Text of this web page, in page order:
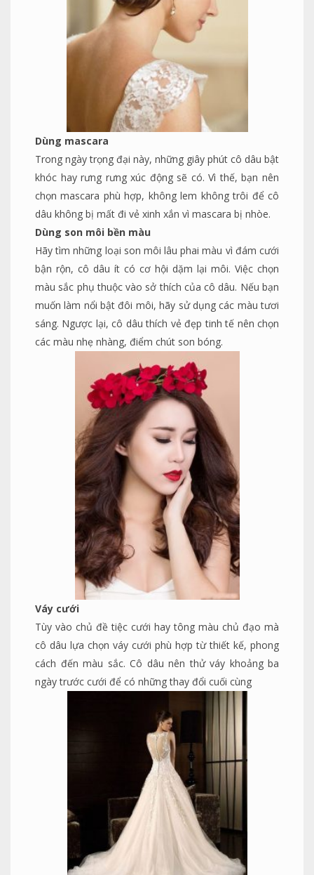
Dùng mascara
Trong ngày trọng đại này, những giây phút cô dâu bật
khóc hay rưng rưng xúc động sẽ có. Vì thế, bạn nên
chọn mascara phù hợp, không lem không trôi để cô
dâu không bị mất đi vẻ xinh xắn vì mascara bị nhòe.
Dùng son môi bền màu
Hãy tìm những loại son môi lâu phai màu vì đám cưới
bận rộn, cô dâu ít có cơ hội dặm lại môi. Việc chọn
màu sắc phụ thuộc vào sở thích của cô dâu. Nếu bạn
muốn làm nổi bật đôi môi, hãy sử dụng các màu tươi
sáng. Ngược lại, cô dâu thích vẻ đẹp tinh tế nên chọn
các màu nhẹ nhàng, điểm chút son bóng.
Váy cưới
Tùy vào chủ đề tiệc cưới hay tông màu chủ đạo mà
cô dâu lựa chọn váy cưới phù hợp từ thiết kế, phong
cách đến màu sắc. Cô dâu nên thử váy khoảng ba
ngày trước cưới để có những thay đổi cuối cùng